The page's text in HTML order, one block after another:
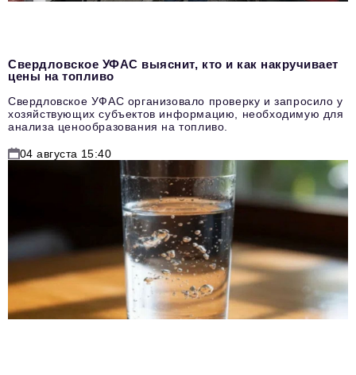
Свердловское УФАС выяснит, кто и как накручивает
цены на топливо
Свердловское УФАС организовало проверку и запросило у
хозяйствующих субъектов информацию, необходимую для
анализа ценообразования на топливо.
04 августа 15:40